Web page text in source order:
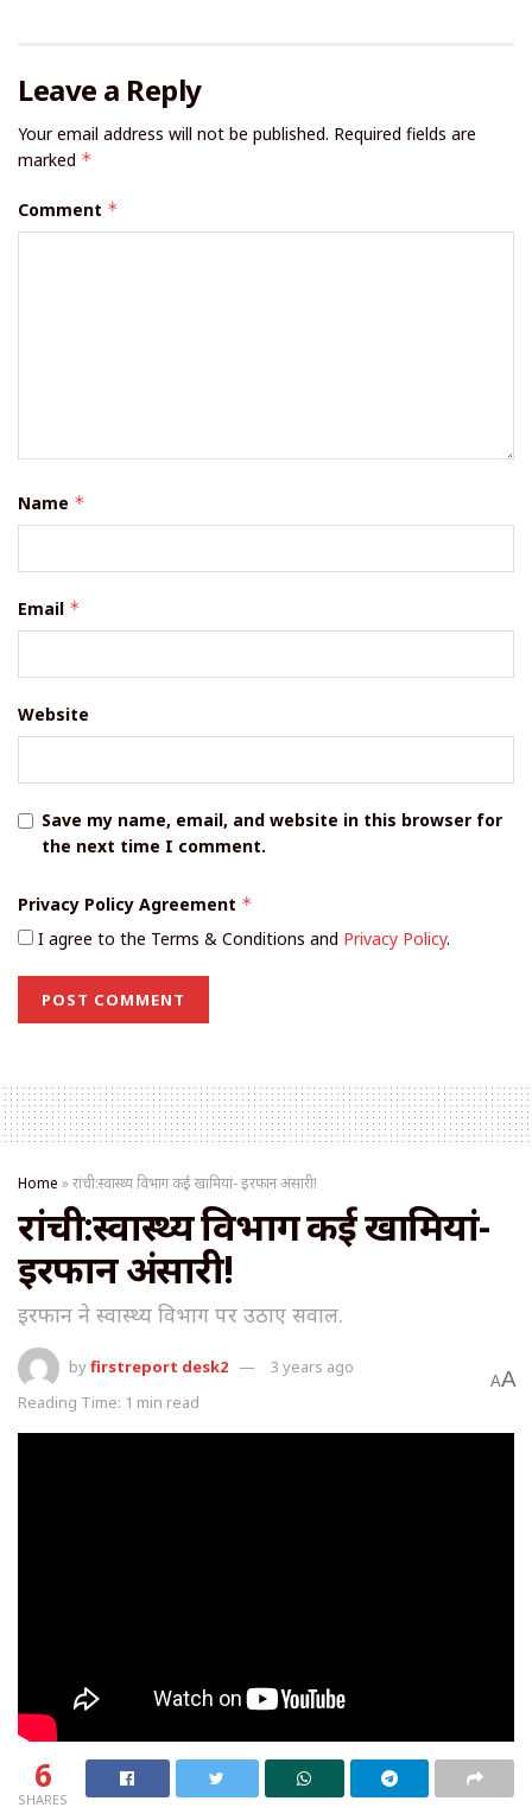
Leave a Reply
Your email address will not be published. Required fields are
marked *
Comment *
Name *
Email *
Website
Save my name, email, and website in this browser for
the next time I comment.
Privacy Policy Agreement *
I agree to the Terms & Conditions and Privacy Policy.
Home »रांची:स्वास्थ्य विभाग कई खामियां- इरफान अंसारी!
रांची:स्वास्थ्य विभाग कई खामियां-
इरफान अंसारी!
इरफान ने स्वास्थ्य विभाग पर उठाए सवाल.
byfirstreport desk2
3 years ago
Reading Time: 1 min read
AA
6
SHARES